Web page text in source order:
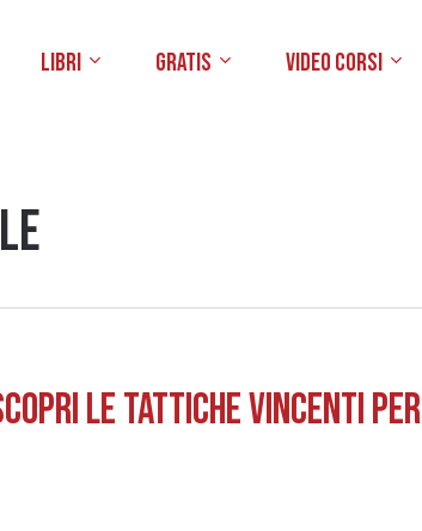
Libri Gratis Video Corsi
le Tattiche vincenti per